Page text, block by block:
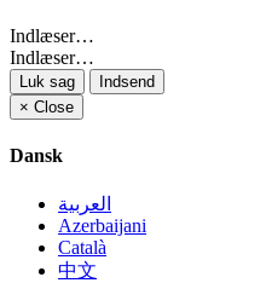
Indlæser…
Indlæser…
Luk sag
Indsend
× Close
Dansk
العربية
Azerbaijani
Català
中文